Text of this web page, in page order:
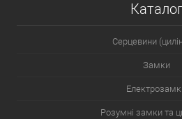
Каталог
Серцевини
Замки
Розумні замки та